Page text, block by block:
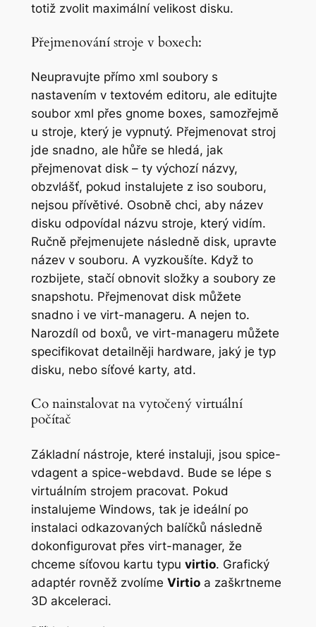
totiž zvolit maximální velikost disku.
Přejmenování stroje v boxech:
Neupravujte přímo xml soubory s
nastavením v textovém editoru, ale editujte
soubor xml přes gnome boxes, samozřejmě
u stroje, který je vypnutý. Přejmenovat stroj
jde snadno, ale hůře se hledá, jak
přejmenovat disk – ty výchozí názvy,
obzvlášť, pokud instalujete z iso souboru,
nejsou přívětivé. Osobně chci, aby název
disku odpovídal názvu stroje, který vidím.
Ručně přejmenujete následně disk, upravte
název v souboru. A vyzkoušíte. Když to
rozbijete, stačí obnovit složky a soubory ze
snapshotu. Přejmenovat disk můžete
snadno i ve virt-manageru. A nejen to.
Narozdíl od boxů, ve virt-manageru můžete
specifikovat detailněji hardware, jaký je typ
disku, nebo síťové karty, atd.
Co nainstalovat na vytočený virtuální
počítač
Základní nástroje, které instaluji, jsou spice-
vdagent a spice-webdavd. Bude se lépe s
virtuálním strojem pracovat. Pokud
instalujeme Windows, tak je ideální po
instalaci odkazovaných balíčků následně
dokonfigurovat přes virt-manager, že
chceme síťovou kartu typu virtio. Grafický
adaptér rovněž zvolíme Virtioa zaškrtneme
3D akceleraci.